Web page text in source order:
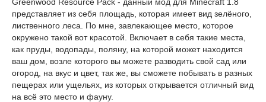
представляет из себя площадь, которая имеет вид зелёного,
лиственного леса. По мне, завлекающее место, которое
окружено такой вот красотой. Включает в себя такие места,
как пруды, водопады, поляну, на которой может находится
ваш дом, возле которого вы можете разводить свой сад или
огород, на вкус и цвет, так же, вы сможете побывать в разных
пещерах или ущельях, из которых открывается отличный вид
на всё это место и фауну.